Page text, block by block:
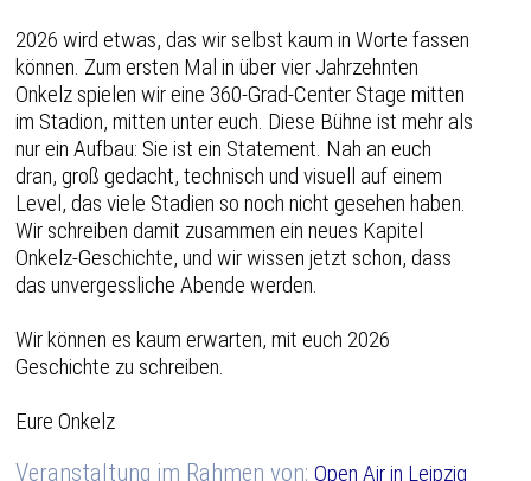
2026 wird etwas, das wir selbst kaum in Worte fassen
können. Zum ersten Mal in über vier Jahrzehnten
Onkelz spielen wir eine 360-Grad-Center Stage mitten
im Stadion, mitten unter euch. Diese Bühne ist mehr als
nur ein Aufbau: Sie ist ein Statement. Nah an euch
dran, groß gedacht, technisch und visuell auf einem
Level, das viele Stadien so noch nicht gesehen haben.
Wir schreiben damit zusammen ein neues Kapitel
Onkelz-Geschichte, und wir wissen jetzt schon, dass
das unvergessliche Abende werden.
Wir können es kaum erwarten, mit euch 2026
Geschichte zu schreiben.
Eure Onkelz
Veranstaltung im Rahmen von:Open Air in Leipzig